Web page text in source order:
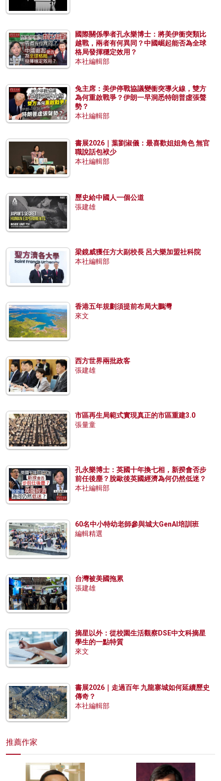
國際關係學者孔永樂博士：將美伊衝突類比
越戰，兩者有何異同？中國崛起能否為全球
格局發揮穩定效用？
本社編輯部
兔主席：美伊停戰協議變衝突導火線，雙方
為何重啟戰爭？伊朗一早洞悉特朗普虛張聲
勢？
本社編輯部
書展2026｜葉劉淑儀：最喜歡姐姐角色 無官
職說話包袱少
本社編輯部
歷史給中國人一個公道
張建雄
梁鏡威獲任方大副校長 呂大樂加盟社科院
本社編輯部
香港五年規劃須提前布局大鵬灣
來文
西方世界兩批政客
張建雄
市區再生局範式實現真正的市區重建3.0
張量童
孔永樂博士：英國十年換七相，新揆會否步
前任後塵？脫歐後英國經濟為何仍然低迷？
本社編輯部
60名中小特幼老師參與城大GenAI培訓班
編輯精選
台灣被美國拖累
張建雄
摘星以外：從校園生活觀察DSE中文科摘星
學生的一點特質
來文
書展2026｜走過百年 九龍寨城如何延續歷史
傳奇？
本社編輯部
推薦作家